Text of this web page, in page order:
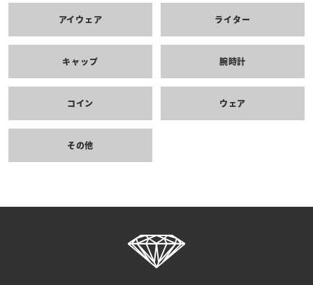
アイウェア ライター
キャップ 腕時計
コイン ウェア
その他